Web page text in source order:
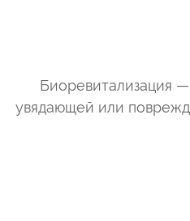
Биоревитализация
увядающей или